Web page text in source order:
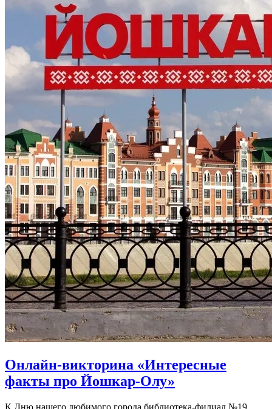
Онлайн-викторина «Интересные
факты про Йошкар-Олу»
К Дню нашего любимого города библиотека-филиал №19